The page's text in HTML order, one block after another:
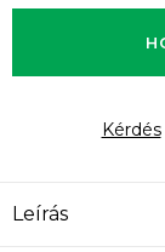
Kérdés
Leírás